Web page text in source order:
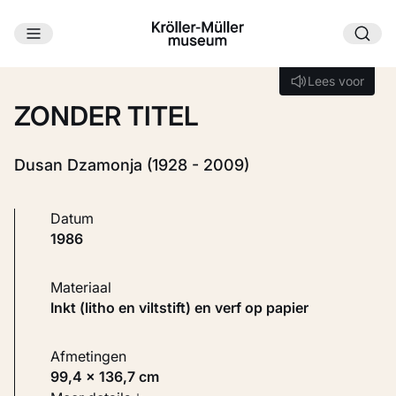
Ga naar hoofdinhoud
Lees voor
Lees voor
ZONDER TITEL
Dusan Dzamonja (1928 - 2009)
Datum
1986
Materiaal
Inkt (litho en viltstift) en verf op papier
Afmetingen
99,4 × 136,7 cm